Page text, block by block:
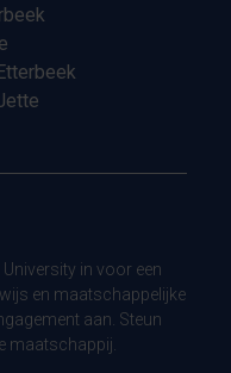
University in voor een
en maatschappelijke
aan. Steun
maatschappij.